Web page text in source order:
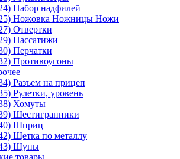
Набор надфилей
Ножовка Ножницы Ножи
Отвертки
Пассатижи
Перчатки
Противоугоны
Разъем на прицеп
Рулетки, уровень
Хомуты
Шестигранники
Шприц
Щетка по металлу
Щупы
товары